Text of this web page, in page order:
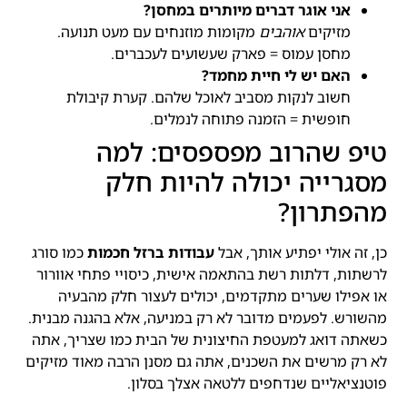
אני אוגר דברים מיותרים במחסן?
מזיקיםאוהבים מקומות מוזנחים עם מעט תנועה.
מחסן עמוס = פארק שעשועים לעכברים.
האם יש לי חיית מחמד?
חשוב לנקות מסביב לאוכל שלהם. קערת קיבולת
חופשית = הזמנה פתוחה לנמלים.
טיפ שהרוב מפספסים: למה
מסגרייה יכולה להיות חלק
מהפתרון?
כן, זה אולי יפתיע אותך, אבלעבודות ברזל חכמותכמו סורג
לרשתות, דלתות רשת בהתאמה אישית, כיסויי פתחי אוורור
או אפילו שערים מתקדמים, יכולים לעצור חלק מהבעיה
מהשורש. לפעמים מדובר לא רק במניעה, אלא בהגנה מבנית.
כשאתה דואג למעטפת החיצונית של הבית כמו שצריך, אתה
לא רק מרשים את השכנים, אתה גם מסנן הרבה מאוד מזיקים
פוטנציאליים שנדחפים ללטאה אצלך בסלון.